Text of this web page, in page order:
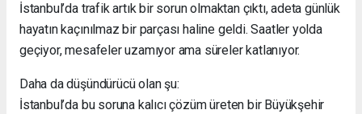
İstanbul’da trafik artık bir sorun olmaktan çıktı, adeta günlük
hayatın kaçınılmaz bir parçası haline geldi. Saatler yolda
geçiyor, mesafeler uzamıyor ama süreler katlanıyor.
Daha da düşündürücü olan şu:
İstanbul’da bu soruna kalıcı çözüm üreten bir Büyükşehir